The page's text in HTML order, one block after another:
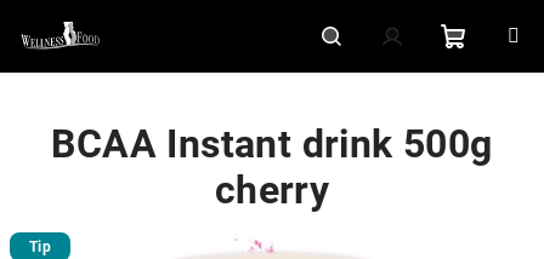
HledatPřihlášeníNákupní
košík
BCAA Instant drink 500g
cherry
Tip